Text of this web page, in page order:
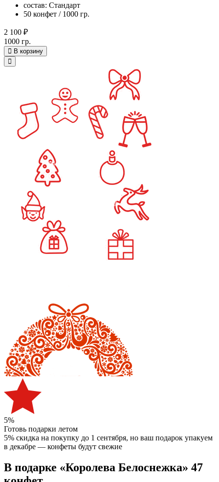
состав: Стандарт
50 конфет / 1000 гр.
2 100 ₽
1000 гр.
В корзину
5%
Готовь подарки летом
5% скидка на покупку до 1 сентября, но ваш подарок упакуем
в декабре — конфеты будут свежие
В подарке «Королева Белоснежка» 47